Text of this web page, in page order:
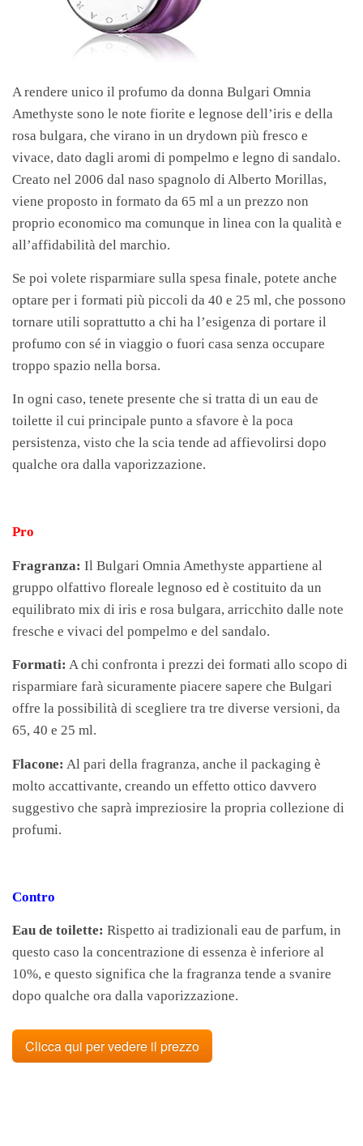
A rendere unico il profumo da donna Bulgari Omnia
Amethyste sono le note fiorite e legnose dell’iris e della
rosa bulgara, che virano in un drydown più fresco e
vivace, dato dagli aromi di pompelmo e legno di sandalo.
Creato nel 2006 dal naso spagnolo di Alberto Morillas,
viene proposto in formato da 65 ml a un prezzo non
proprio economico ma comunque in linea con la qualità e
all’affidabilità del marchio.
Se poi volete risparmiare sulla spesa finale, potete anche
optare per i formati più piccoli da 40 e 25 ml, che possono
tornare utili soprattutto a chi ha l’esigenza di portare il
profumo con sé in viaggio o fuori casa senza occupare
troppo spazio nella borsa.
In ogni caso, tenete presente che si tratta di un eau de
toilette il cui principale punto a sfavore è la poca
persistenza, visto che la scia tende ad affievolirsi dopo
qualche ora dalla vaporizzazione.
Pro
Fragranza: Il Bulgari Omnia Amethyste appartiene al
gruppo olfattivo floreale legnoso ed è costituito da un
equilibrato mix di iris e rosa bulgara, arricchito dalle note
fresche e vivaci del pompelmo e del sandalo.
Formati: A chi confronta i prezzi dei formati allo scopo di
risparmiare farà sicuramente piacere sapere che Bulgari
offre la possibilità di scegliere tra tre diverse versioni, da
65, 40 e 25 ml.
Flacone: Al pari della fragranza, anche il packaging è
molto accattivante, creando un effetto ottico davvero
suggestivo che saprà impreziosire la propria collezione di
profumi.
Contro
Eau de toilette: Rispetto ai tradizionali eau de parfum, in
questo caso la concentrazione di essenza è inferiore al
10%, e questo significa che la fragranza tende a svanire
dopo qualche ora dalla vaporizzazione.
Clicca qui per vedere il prezzo